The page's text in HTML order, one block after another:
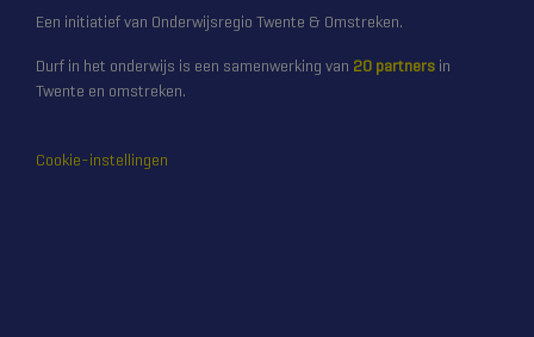
Een initiatief van Onderwijsregio Twente & Omstreken.
Durf in het onderwijs is een samenwerking van 20 partners in
Twente en omstreken.
Cookie-instellingen